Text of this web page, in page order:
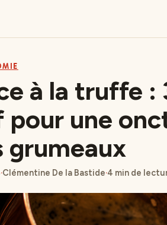
à la truffe :
pour une
grumeaux
·Clémentine De la Bastide·4 min de